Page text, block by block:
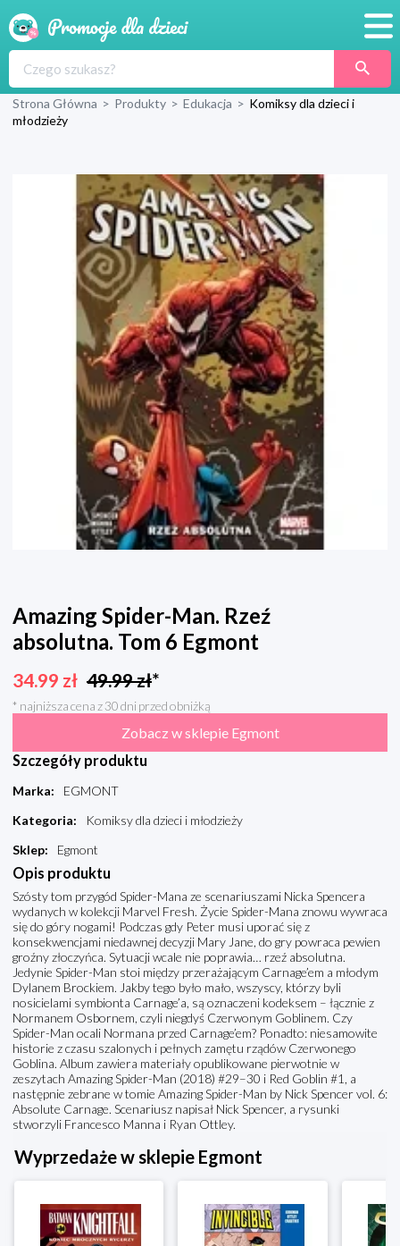
Produkty
Blog
Wyprawka
Strona Główna > Produkty > Edukacja > Komiksy dla dzieci i
młodzieży
Amazing Spider-Man. Rzeź
absolutna. Tom 6 Egmont
34.99 zł 49.99zł*
* najniższa cena z 30 dni przed obniżką
Zobacz w sklepie Egmont
Szczegóły produktu
Marka:
EGMONT
Kategoria:
Komiksy dla dzieci i młodzieży
Sklep: Egmont
Opis produktu
Szósty tom przygód Spider-Mana ze scenariuszami Nicka Spencera
wydanych w kolekcji Marvel Fresh. Życie Spider-Mana znowu wywraca
się do góry nogami! Podczas gdy Peter musi uporać się z
konsekwencjami niedawnej decyzji Mary Jane, do gry powraca pewien
groźny złoczyńca. Sytuacji wcale nie poprawia… rzeź absolutna.
Jedynie Spider-Man stoi między przerażającym Carnage’em a młodym
Dylanem Brockiem. Jakby tego było mało, wszyscy, którzy byli
nosicielami symbionta Carnage’a, są oznaczeni kodeksem – łącznie z
Normanem Osbornem, czyli niegdyś Czerwonym Goblinem. Czy
Spider-Man ocali Normana przed Carnage’em? Ponadto: niesamowite
historie z czasu szalonych i pełnych zamętu rządów Czerwonego
Goblina. Album zawiera materiały opublikowane pierwotnie w
zeszytach Amazing Spider-Man (2018) #29–30 i Red Goblin #1, a
następnie zebrane w tomie Amazing Spider-Man by Nick Spencer vol. 6:
Absolute Carnage. Scenariusz napisał Nick Spencer, a rysunki
stworzyli Francesco Manna i Ryan Ottley.
Wyprzedaże w sklepie Egmont